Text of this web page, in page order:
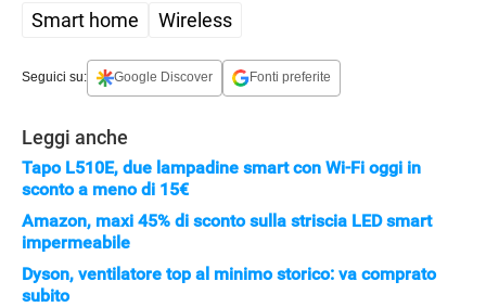
Smart home Wireless
Seguici su: Google Discover Fonti preferite
Leggi anche
Tapo L510E, due lampadine smart con Wi-Fi oggi in
sconto a meno di 15€
Amazon, maxi 45% di sconto sulla striscia LED smart
impermeabile
Dyson, ventilatore top al minimo storico: va comprato
subito